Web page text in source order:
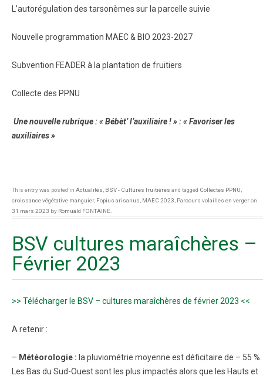
L’autorégulation des tarsonèmes sur la parcelle suivie
Nouvelle programmation MAEC & BIO 2023-2027
Subvention FEADER à la plantation de fruitiers
Collecte des PPNU
Une nouvelle rubrique : « Bébèt’ l’auxiliaire ! » : « Favoriser les
auxiliaires »
This entry was posted in Actualités BSV - Cultures fruitières and tagged Collectes PPNU
croissance végétative manguier, Fopius arisanus MAEC 2023 Parcours volailles en vergeron
31 mars 2023 by Romuald FONTAINE
BSV cultures maraîchères –
Février 2023
>> Télécharger le BSV – cultures maraîchères de février 2023 <<
A retenir :
– Météorologie : la pluviométrie moyenne est déficitaire de – 55 %.
Les Bas du Sud-Ouest sont les plus impactés alors que les Hauts et